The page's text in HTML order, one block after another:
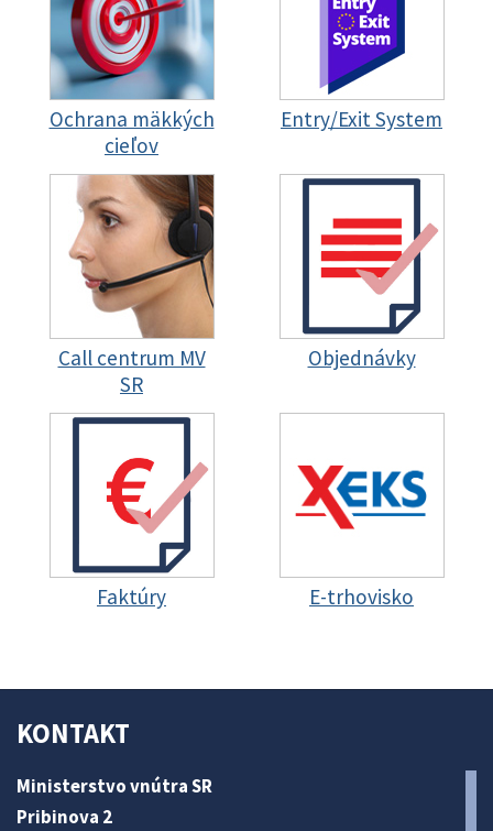
Ochrana mäkkých
cieľov
Entry/Exit System
Call centrum MV
SR
Objednávky
Faktúry E-trhovisko
KONTAKT
Ministerstvo vnútra SR
Pribinova 2